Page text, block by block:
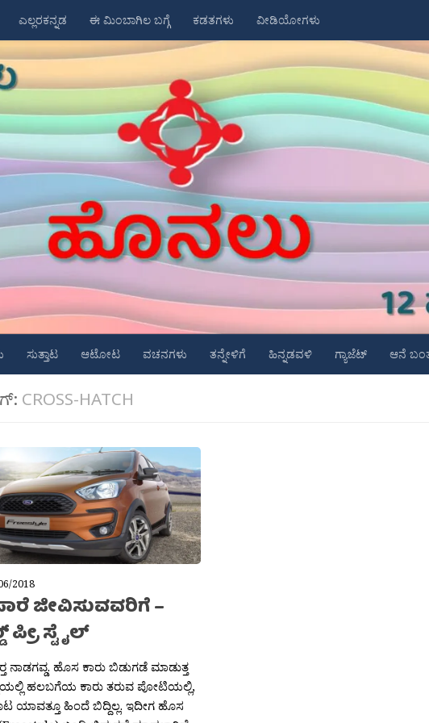
ಎಲ್ಲರಕನ್ನಡ ಈ ಮಿಂಬಾಗಿಲ ಬಗ್ಗೆ ಕಡತಗಳು ವೀಡಿಯೋಗಳು
ಸುತ್ತಾಟ ಆಟೋಟ ವಚನಗಳು ತನ್ನೇಳಿಗೆ ಹಿನ್ನಡವಳಿ ಗ್ಯಾಜೆಟ್ ಆನೆ
CROSS-HATCH
2018
ಜೀವಿಸುವವರಿಗೆ –
ಸ್ಟೈಲ್
ನಾಡಗವ್ಡ. ಹೊಸ ಕಾರು ಬಿಡುಗಡೆ ಮಾಡುತ್ತ
ಹಲಬಗೆಯ ಕಾರು ತರುವ ಪೋಟಿಯಲ್ಲಿ,
ಯಾವತ್ತೂ ಹಿಂದೆ ಬಿದ್ದಿಲ್ಲ. ಇದೀಗ ಹೊಸ